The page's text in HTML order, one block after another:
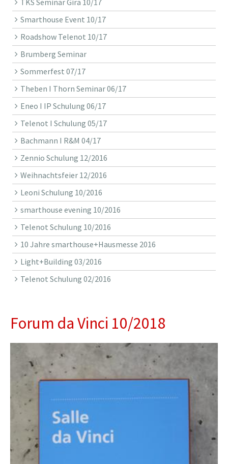
TKS Seminar Gira 10/17
Smarthouse Event 10/17
Roadshow Telenot 10/17
Brumberg Seminar
Sommerfest 07/17
Theben I Thorn Seminar 06/17
Eneo I IP Schulung 06/17
Telenot I Schulung 05/17
Bachmann I R&M 04/17
Zennio Schulung 12/2016
Weihnachtsfeier 12/2016
Leoni Schulung 10/2016
smarthouse evening 10/2016
Telenot Schulung 10/2016
10 Jahre smarthouse+Hausmesse 2016
Light+Building 03/2016
Telenot Schulung 02/2016
Forum da Vinci 10/2018